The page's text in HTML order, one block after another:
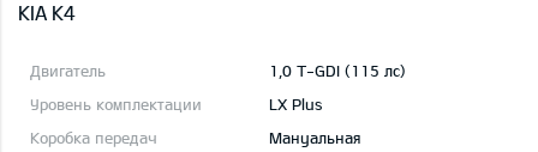
KIA K4
1,0 T-GDI (115 лс)
LX Plus
Mануальная